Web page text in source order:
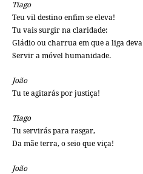
Tiago
Teu vil destino enfim se eleva!
Tu vais surgir na claridade:
Gládio ou charrua em que a liga deva
Servir a móvel humanidade.
João
Tu te agitarás por justiça!
Tiago
Tu servirás para rasgar,
Da mãe terra, o seio que viça!
João